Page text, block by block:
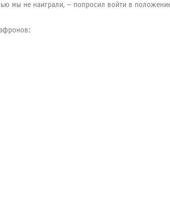
мы не наиграли, – попросил войти в